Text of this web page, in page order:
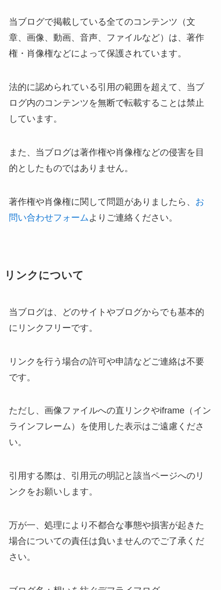
当ブログで掲載している全てのコンテンツ（文
章、画像、動画、音声、ファイルなど）は、著作
権・肖像権などによって保護されています。
法的に認められている引用の範囲を超えて、当ブ
ログ内のコンテンツを無断で転載することは禁止
しています。
また、当ブログは著作権や肖像権などの侵害を目
的としたものではありません。
著作権や肖像権に関して問題がありましたら、 お
問い合わせフォーム よりご連絡ください。
リンクについて
当ブログは、どのサイトやブログからでも基本的
にリンクフリーです。
リンクを行う場合の許可や申請などご連絡は不要
です。
ただし、画像ファイルへの直リンクやiframe（イン
ラインフレーム）を使用した表示はご遠慮くださ
い。
引用する際は、引用元の明記と該当ページへのリ
ンクをお願いします。
万が一、処理により不都合な事態や損害が起きた
場合についての責任は負いませんのでご了承くだ
さい。